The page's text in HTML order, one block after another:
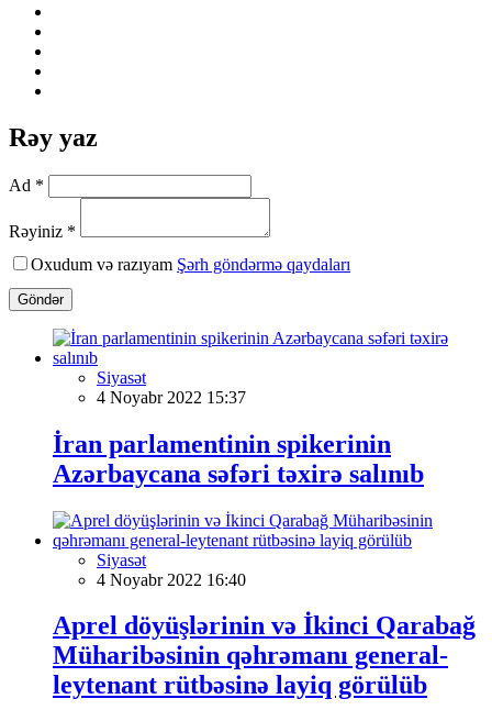
Rəy yaz
Ad *
Rəyiniz *
Oxudum və razıyam Şərh göndərmə qaydaları
Göndər
Siyasət
4 Noyabr 2022 15:37
İran parlamentinin spikerinin
Azərbaycana səfəri təxirə salınıb
Siyasət
4 Noyabr 2022 16:40
Aprel döyüşlərinin və İkinci Qarabağ
Müharibəsinin qəhrəmanı general-
leytenant rütbəsinə layiq görülüb